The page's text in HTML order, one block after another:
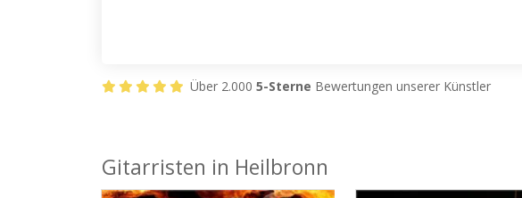
Über 2.000 5-Sterne Bewertungen unserer Künstler
Gitarristen in Heilbronn